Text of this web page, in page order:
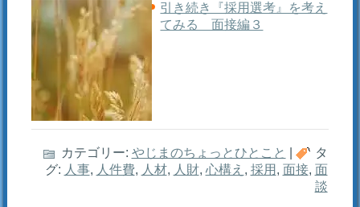
引き続き『採用選考』を考え
てみる 面接編３
カテゴリー: やじまのちょっとひとこと
タ
グ: 人事, 人件費, 人材, 人財, 心構え , 採用 , 面接, 面
談